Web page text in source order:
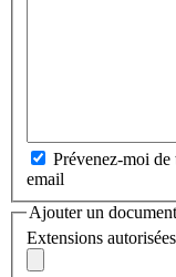
Prévenez-moi de
email
Ajouter un document
Extensions